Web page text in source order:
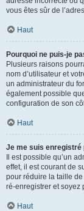
vous êtes sûr de
Haut
Pourquoi ne puis-je
Plusieurs raisons
nom d’utilisateur et
un administrateur du
également possible
configuration de son
Haut
Je me suis enregistré
Il est possible qu’un
effet, il est courant de
pour réduire la taille
ré-enregistrer et soyez
Haut